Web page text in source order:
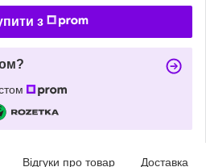
з
Відгуки про товар Доставка